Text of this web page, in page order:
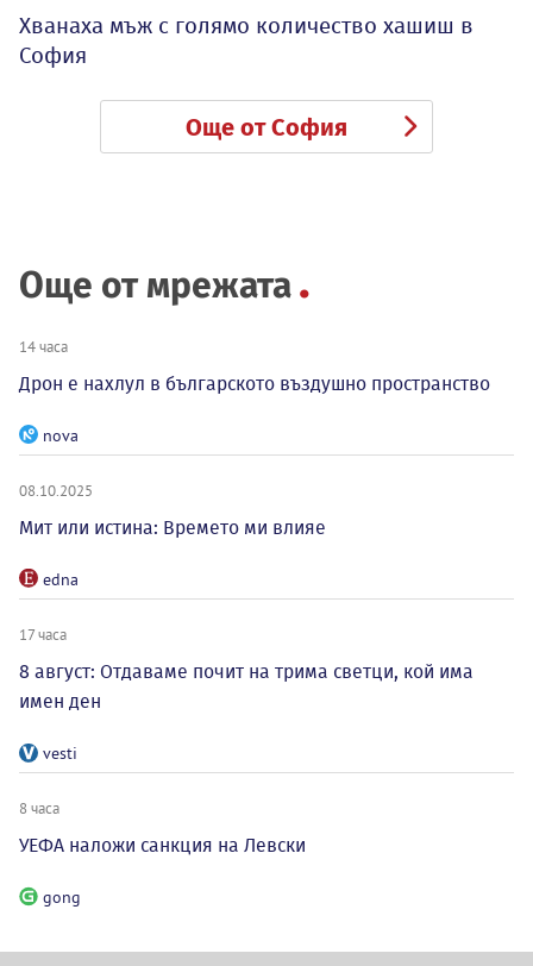
Хванаха мъж с голямо количество хашиш в
София
Още от София
Още от мрежата
14 часа
Дрон е нахлул в българското въздушно пространство
nova
08.10.2025
Мит или истина: Времето ми влияе
edna
17 часа
8 август: Отдаваме почит на трима светци, кой има
имен ден
vesti
8 часа
УЕФА наложи санкция на Левски
gong